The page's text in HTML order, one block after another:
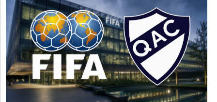
Sociedad